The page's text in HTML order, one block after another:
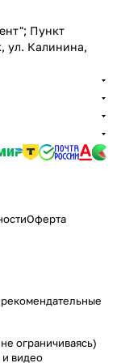
Пункт
ул. Калинина,
Оферта
рекомендательные
ограничиваясь)
и видео